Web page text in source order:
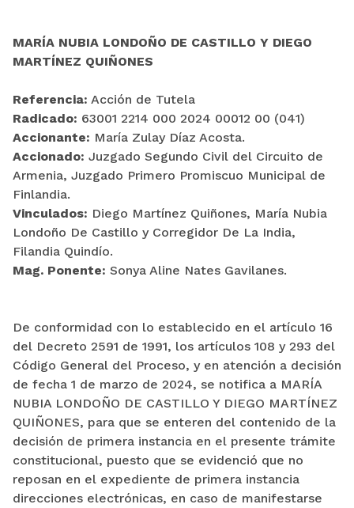
MARÍA NUBIA LONDOÑO DE CASTILLO Y DIEGO
MARTÍNEZ QUIÑONES
Referencia: Acción de Tutela
Radicado: 63001 2214 000 2024 00012 00 (041)
Accionante: María Zulay Díaz Acosta.
Accionado: Juzgado Segundo Civil del Circuito de
Armenia, Juzgado Primero Promiscuo Municipal de
Finlandia.
Vinculados: Diego Martínez Quiñones, María Nubia
Londoño De Castillo y Corregidor De La India,
Filandia Quindío.
Mag. Ponente: Sonya Aline Nates Gavilanes.
De conformidad con lo establecido en el artículo 16
del Decreto 2591 de 1991, los artículos 108 y 293 del
Código General del Proceso, y en atención a decisión
de fecha 1 de marzo de 2024, se notifica a MARÍA
NUBIA LONDOÑO DE CASTILLO Y DIEGO MARTÍNEZ
QUIÑONES, para que se enteren del contenido de la
decisión de primera instancia en el presente trámite
constitucional, puesto que se evidenció que no
reposan en el expediente de primera instancia
direcciones electrónicas, en caso de manifestarse